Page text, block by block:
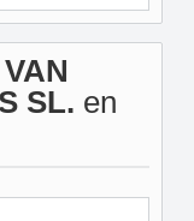
VAN
SL. en